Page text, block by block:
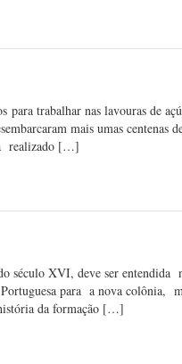
trabalhar nas lavouras de
mais umas centenas
realizado […]
XVI, deve ser entendida
para a nova colônia,
da formação […]